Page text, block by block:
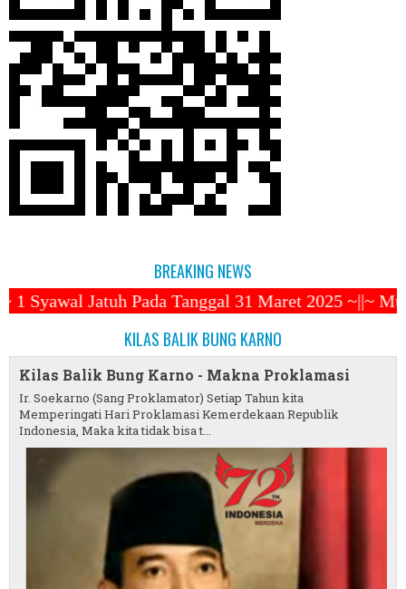
BREAKING NEWS
31 Maret 2025 ~||~ Muhammadiyah
KILAS BALIK BUNG KARNO
Kilas Balik Bung Karno - Makna Proklamasi
Ir. Soekarno (Sang Proklamator) Setiap Tahun kita
Memperingati Hari Proklamasi Kemerdekaan Republik
Indonesia, Maka kita tidak bisa t...